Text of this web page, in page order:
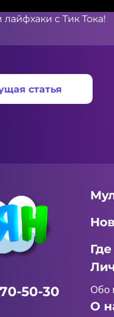
с Тик Тока!
статья
50-30 Обо
О